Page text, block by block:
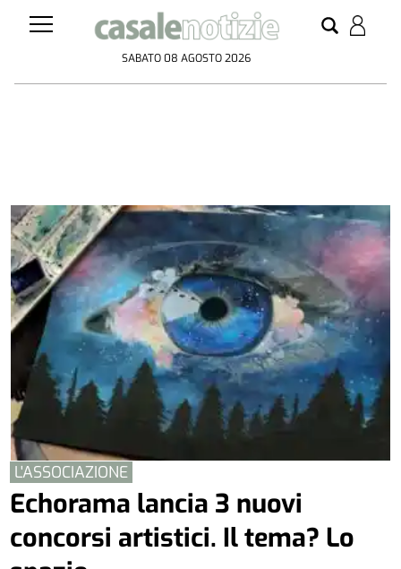
SABATO 08 AGOSTO 2026
L'ASSOCIAZIONE
Echorama lancia 3 nuovi
concorsi artistici. Il tema? Lo